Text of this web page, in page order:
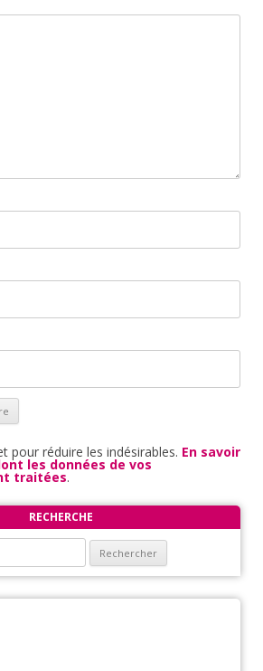
pour réduire les indésirables. En savoir
les données de vos
traitées.
RECHERCHE